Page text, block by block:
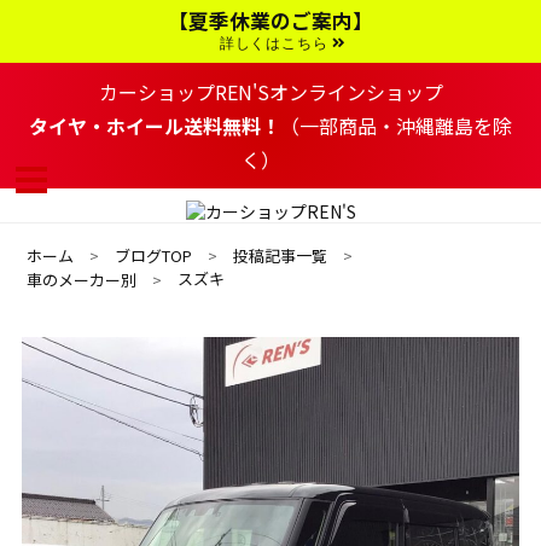
ン
す
る
【夏季休業のご案内】
詳しくはこちら
カーショップREN'Sオンラインショップ
タイヤ・ホイール送料無料！
（一部商品・沖縄離島を除
く）
ホーム ブログTOP
投稿記事一覧
車のメーカー別
スズキ